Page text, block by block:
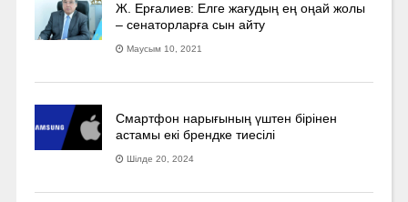
Ж. Ерғалиев: Елге жағудың ең оңай жолы
– сенаторларға сын айту
Маусым 10, 2021
Смартфон нарығының үштен бірінен
астамы екі брендке тиесілі
Шілде 20, 2024